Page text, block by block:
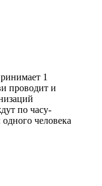
1
проводит и
по часу-
человека